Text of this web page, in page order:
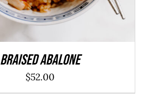
Braised Abalone
$52.00